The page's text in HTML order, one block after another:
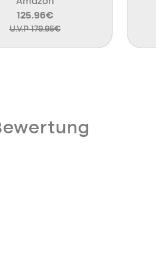
125.96€
U.V.P 179.95€